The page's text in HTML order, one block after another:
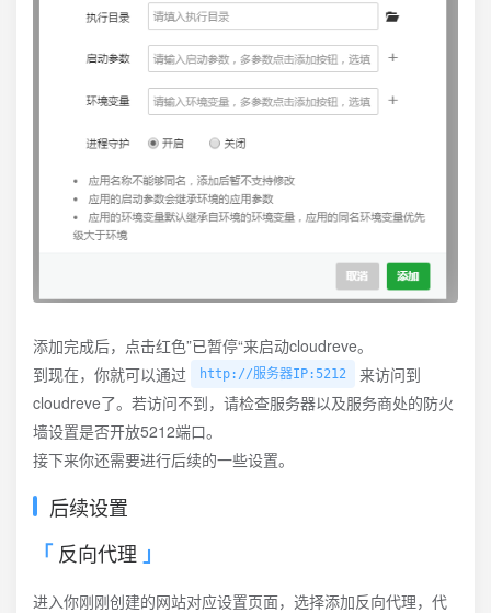
添加完成后，点击红色”已暂停“来启动cloudreve。
到现在，你就可以通过
http://服务器IP:5212
来访问到
cloudreve了。若访问不到，请检查服务器以及服务商处的防火
墙设置是否开放5212端口。
接下来你还需要进行后续的一些设置。
后续设置
反向代理
进入你刚刚创建的网站对应设置页面，选择添加反向代理，代